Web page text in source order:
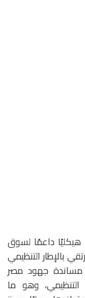
داعمًا لسوق
بالإطار التنظيمي
مساندة جهود مصر
التنظيمي، وهو ما